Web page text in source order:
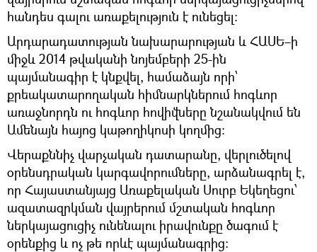
հանդես գալու առաքելություն է ունեցել:
Արդարադատության նախարարության և ՀԱՍԵ–ի
միջև 2014 թվականի նոյեմբերի 25-ին
պայմանագիր է կնքվել, համաձայն որի՝
քրեակատարողական հիմնարկներում հոգևոր
առաջնորդն ու հոգևոր հովիվները նշանակվում են
Ամենայն հայոց կաթողիկոսի կողմից։
Վերաքննիչ վարչական դատարանը, վերլուծելով
օրենսդրական կարգավորումները, արձանագրել է,
որ Հայաստանյայց Առաքելական Սուրբ Եկեղեցու՝
ազատազրկման վայրերում մշտական հոգևոր
ներկայացուցիչ ունենալու իրավունքը ծագում է
օրենքից և ոչ թե որևէ պայմանագրից։